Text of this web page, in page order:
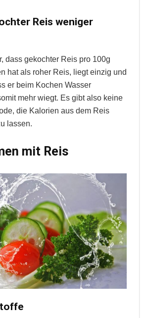
Reis weniger
dass gekochter Reis pro 100g
hat als roher Reis, liegt einzig und
er beim Kochen Wasser
mehr wiegt. Es gibt also keine
die Kalorien aus dem Reis
lassen.
mit Reis